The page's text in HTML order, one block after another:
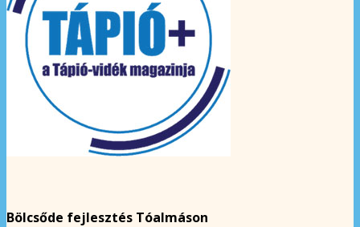
Bölcsőde fejlesztés Tóalmáson